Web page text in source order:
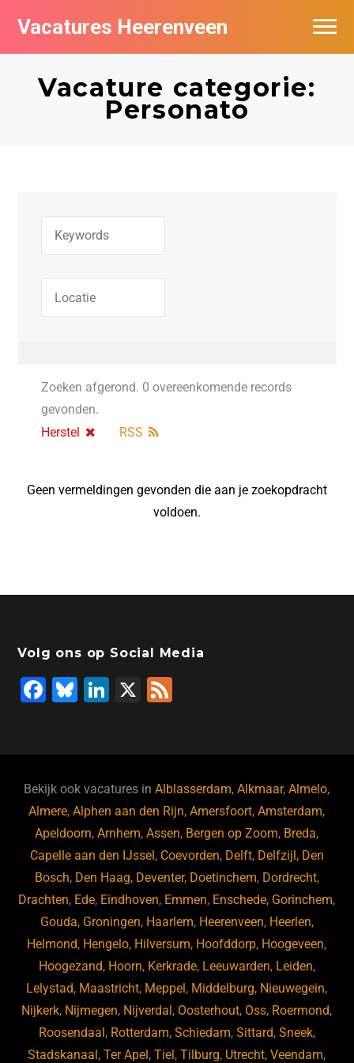
Vacatures Heerenveen
Vacature categorie:
Personato
Zoeken afgerond. 0 overeenkomende records
gevonden.
Herstel
RSS
Geen vermeldingen gevonden die aan je zoekopdracht
voldoen.
Volg ons op Social Media
F
b
o
o
k
Bl
ky
Li
dI
n
X
Bekijk ook vacatures inAlblasserdam,Alkmaar,Almelo,
Almere,Alphen aan den Rijn,Amersfoort,Amsterdam,
Apeldoorn,Arnhem,Assen, Bergen op Zoom, Breda,
Capelle aan den IJssel , Coevorden, Delft, Delfzijl , Den
Bosch, Den Haag, Deventer, Doetinchem, Dordrecht,
Drachten, Ede, Eindhoven, Emmen, Enschede, Gorinchem,
Gouda, Groningen, Haarlem, Heerenveen, Heerlen,
Helmond, Hengelo, Hilversum, Hoofddorp, Hoogeveen,
Hoogezand, Hoorn, Kerkrade, Leeuwarden, Leiden,
Lelystad, Maastricht, Meppel , Middelburg, Nieuwegein,
Nijkerk, Nijmegen, Nijverdal , Oosterhout, Oss, Roermond,
Roosendaal , Rotterdam, Schiedam, Sittard, Sneek,
Stadskanaal ,Ter Apel ,Tiel ,Tilburg, Utrecht,Veendam,
Vacatures per bedrijf
De populairste vacatures in Heerenveen